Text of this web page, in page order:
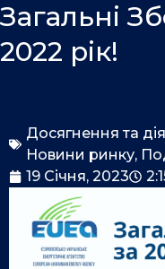
Загальні
2022 рік!
Досягнення та
Новини ринку,
19 Січня, 2023